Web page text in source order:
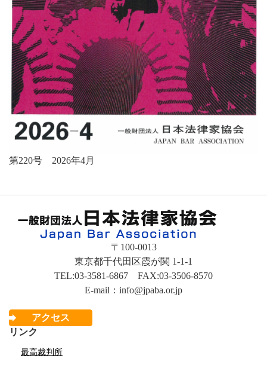
第220号 2026年4月
〒100-0013
東京都千代田区霞が関 1-1-1
TEL:03-3581-6867 FAX:03-3506-8570
E-mail：info@jpaba.or.jp
アクセス
リンク
最高裁判所